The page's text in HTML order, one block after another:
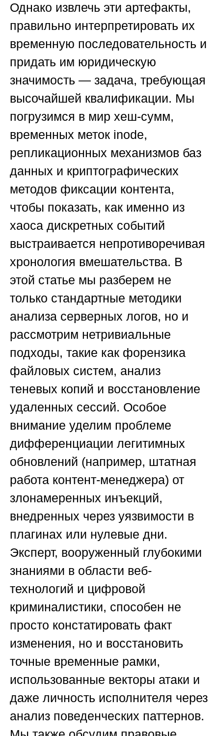
Однако извлечь эти артефакты,
правильно интерпретировать их
временную последовательность и
придать им юридическую
значимость — задача, требующая
высочайшей квалификации. Мы
погрузимся в мир хеш-сумм,
временных меток inode,
репликационных механизмов баз
данных и криптографических
методов фиксации контента,
чтобы показать, как именно из
хаоса дискретных событий
выстраивается непротиворечивая
хронология вмешательства. В
этой статье мы разберем не
только стандартные методики
анализа серверных логов, но и
рассмотрим нетривиальные
подходы, такие как форензика
файловых систем, анализ
теневых копий и восстановление
удаленных сессий. Особое
внимание уделим проблеме
дифференциации легитимных
обновлений (например, штатная
работа контент-менеджера) от
злонамеренных инъекций,
внедренных через уязвимости в
плагинах или нулевые дни.
Эксперт, вооруженный глубокими
знаниями в области веб-
технологий и цифровой
криминалистики, способен не
просто констатировать факт
изменения, но и восстановить
точные временные рамки,
использованные векторы атаки и
даже личность исполнителя через
анализ поведенческих паттернов.